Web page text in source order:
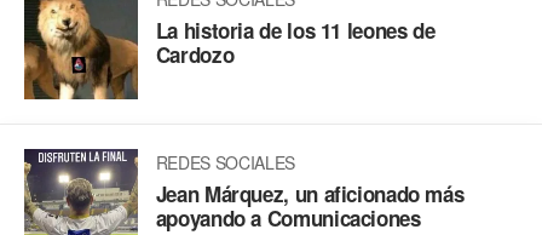
La historia de los 11 leones de
Cardozo
REDES SOCIALES
Jean Márquez, un aficionado más
apoyando a Comunicaciones